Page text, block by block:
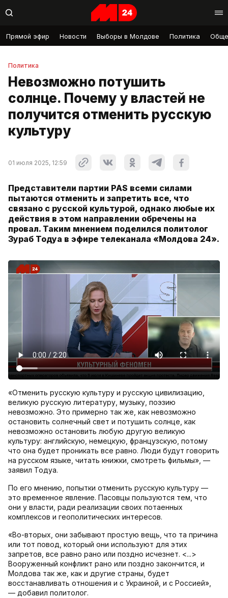
Прямой эфир Новости Выборы в Молдове Политика
Политика
Невозможно потушить
солнце. Почему у властей не
получится отменить русскую
культуру
01 июля 2025, 12:59
Представители партии PAS всеми силами
пытаются отменить и запретить все, что
связано с русской культурой, однако любые их
действия в этом направлении обречены на
провал. Таким мнением поделился политолог
Зураб Тодуа в эфире телеканала «Молдова 24».
«Отменить русскую культуру и русскую цивилизацию,
великую русскую литературу, музыку, поэзию
невозможно. Это примерно так же, как невозможно
остановить солнечный свет и потушить солнце, как
невозможно остановить любую другую великую
культуру: английскую, немецкую, французскую, потому
что она будет проникать все равно. Люди будут говорить
на русском языке, читать книжки, смотреть фильмы», —
заявил Тодуа.
По его мнению, попытки отменить русскую культуру —
это временное явление. Пасовцы пользуются тем, что
они у власти, ради реализации своих потаенных
комплексов и геополитических интересов.
«Во-вторых, они забывают простую вещь, что та причина
или тот повод, который они используют для этих
запретов, все равно рано или поздно исчезнет. <...>
Вооруженный конфликт рано или поздно закончится, и
Молдова так же, как и другие страны, будет
восстанавливать отношения и с Украиной, и с Россией»,
— добавил политолог.